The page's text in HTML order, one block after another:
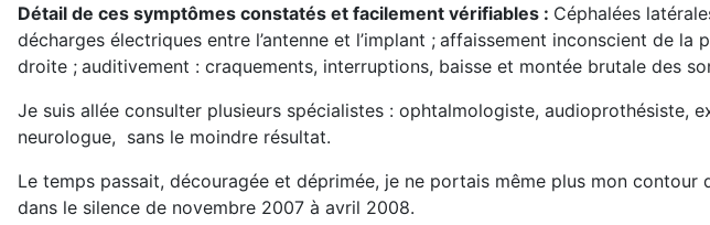
Détail de ces symptômes constatés et facilement vérifiables : Céphalées
décharges électriques entre l’antenne et l’implant ; affaissement inconscient de la
droite ; auditivement : craquements, interruptions, baisse et montée brutale des
Je suis allée consulter plusieurs spécialistes : ophtalmologiste,
neurologue, sans le moindre résultat.
Le temps passait, découragée et déprimée, je ne portais même plus mon
dans le silence de novembre 2007 à avril 2008.